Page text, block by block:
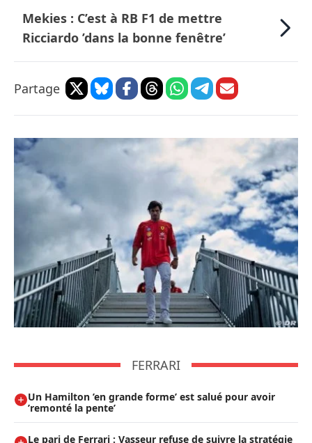
Mekies : C’est à RB F1 de mettre
Ricciardo ’dans la bonne fenêtre’
Partage
FERRARI
Un Hamilton ’en grande forme’ est salué pour avoir
’remonté la pente’
Le pari de Ferrari : Vasseur refuse de suivre la stratégie